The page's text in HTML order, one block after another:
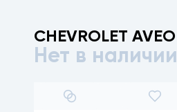
CHEVROLET AVEO
Нет в наличии
1/8